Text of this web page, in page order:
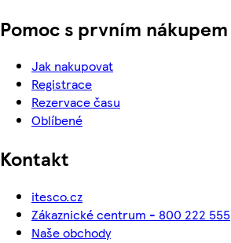
Pomoc s prvním nákupem
Jak nakupovat
Registrace
Rezervace času
Oblíbené
Kontakt
itesco.cz
Zákaznické centrum - 800 222 555
Naše obchody